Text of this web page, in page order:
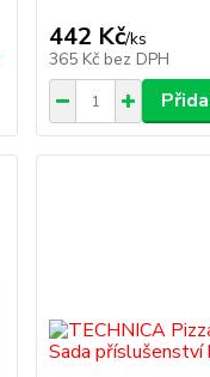
442 Kč/ks
365 Kč bez DPH